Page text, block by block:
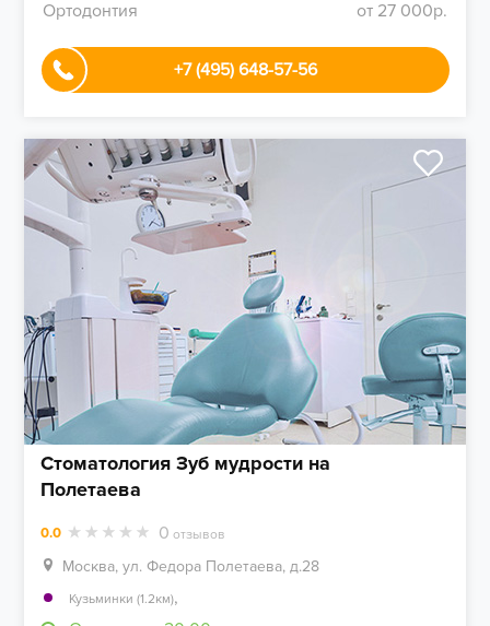
Ортодонтия
от 27 000р.
+7 (495) 648-57-56
Стоматология Зуб мудрости на
Полетаева
0.0 0 отзывов
Москва, ул. Федора Полетаева, д.28
Кузьминки (1.2км),